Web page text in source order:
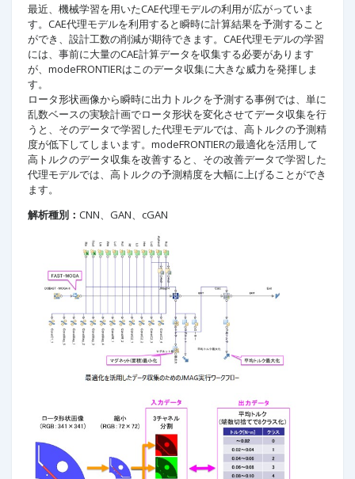
最近、機械学習を用いたCAE代理モデルの利用が広がっていま
す。CAE代理モデルを利用すると瞬時に計算結果を予測すること
ができ、設計工数の削減が期待できます。CAE代理モデルの学習
には、事前に大量のCAE計算データを収集する必要があります
が、modeFRONTIERはこのデータ収集に大きな威力を発揮しま
す。
ロータ形状画像から瞬時に出力トルクを予測する事例では、単に
乱数ベースの実験計画でロータ形状を変化させてデータ収集を行
うと、そのデータで学習した代理モデルでは、高トルクの予測精
度が低下してしまいます。modeFRONTIERの最適化を活用して
高トルクのデータ収集を改善すると、その改善データで学習した
代理モデルでは、高トルクの予測精度を大幅に上げることができ
ます。
解析種別： CNN、GAN、cGAN